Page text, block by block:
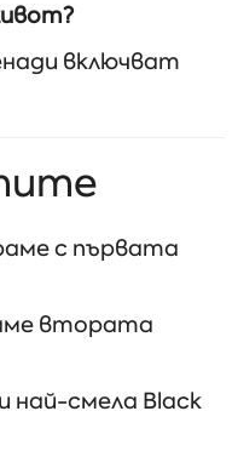
включват
с първата
втората
най-смела Black